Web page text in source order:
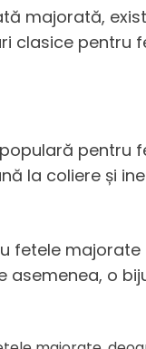
majorată,
clasice
la coliere și
fetele
asemenea, o